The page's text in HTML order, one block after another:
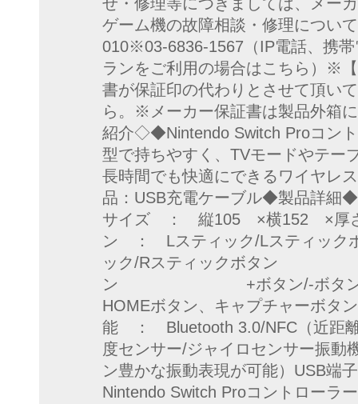
ゲーム機の故障相談・修理につい
010※03-6836-1567（IP電話、携
ランをご利用の場合はこちら）
書が保証印の代わりとさせて頂
ら。※メーカー保証書は製品外箱
紹介◇◆Nintendo Switch Proコン
型で持ちやすく、TVモードやテー
長時間でも快適にできるワイヤレ
品：USB充電ケーブル◆製品詳
サイズ ： 縦105 ×横152 ×厚
ン ： Lスティック/Lス
ック/Rスティックボタン
ン +ボタン/-ボタ
HOMEボタン、キャプチャーボタ
能 ： Bluetooth 3.0/NFC（近距
度センサー/ジャイロセンサー振
ン豊かな振動表現が可能）USB
Nintendo Switch Proコントローラ